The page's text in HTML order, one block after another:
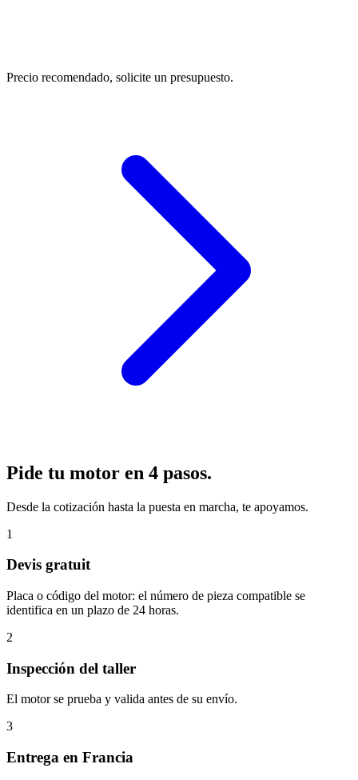
Precio recomendado, solicite un presupuesto.
Pide tu motor en 4 pasos.
Desde la cotización hasta la puesta en marcha, te apoyamos.
1
Devis gratuit
Placa o código del motor: el número de pieza compatible se
identifica en un plazo de 24 horas.
2
Inspección del taller
El motor se prueba y valida antes de su envío.
3
Entrega en Francia